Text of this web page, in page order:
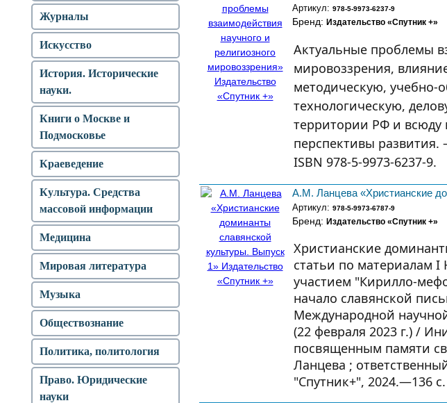
Артикул: 978-5-9973-6237-9
Бренд: Издательство «Спутник +»
Актуальные проблемы
мировоззрения,
методическую, учебно-
технологическую,
территории РФ и всюду
перспективы развития.
ISBN 978-5-9973-6237-9.
А.М. Ланцева «Христианские
Артикул: 978-5-9973-6787-9
Бренд: Издательство «Спутник +»
Христианские
статьи по материалам
участием "Кирилло-
начало славянской
Международной
(22 февраля 2023 г.) /
посвященным памяти
Ланцева ;
"Спутник+", 2024.—136
Журналы
Искусство
История. Исторические
науки.
Книги о Москве и
Подмосковье
Краеведение
Культура. Средства
массовой информации
Медицина
Мировая литература
Музыка
Обществознание
Политика, политология
Право. Юридические
науки